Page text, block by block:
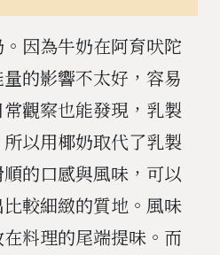
因為牛奶在阿育吠陀
的影響不太好，容易
觀察也能發現，乳製
以用椰奶取代了乳製
的口感與風味，可以
較細緻的質地。風味
料理的尾端提味。而